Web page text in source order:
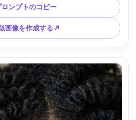
ウライトおよび柔らかい反射器の満
f/1.4;チェストアップフレーミング；
、リアルな肌と髪、超シャープ --ar
4:5
ロンプトのコピー
画像を作成する↗